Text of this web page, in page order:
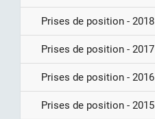
Prises de position - 2018
Prises de position - 2017
Prises de position - 2016
Prises de position - 2015